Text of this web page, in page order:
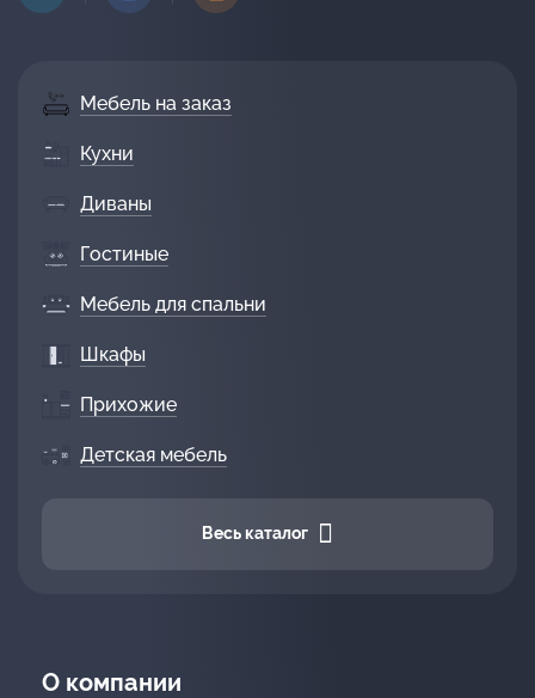
Мебель на заказ
Кухни
Диваны
Гостиные
Мебель для спальни
Шкафы
Прихожие
Детская мебель
Весь каталог
О компании